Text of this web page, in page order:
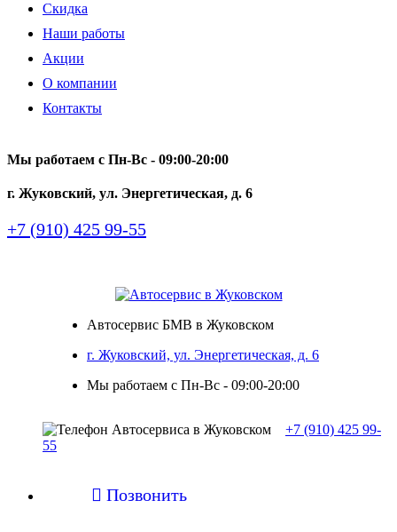
Скидка
Наши работы
Акции
О компании
Контакты
Мы работаем с Пн-Вc - 09:00-20:00
г. Жуковский, ул. Энергетическая, д. 6
+7 (910) 425 99-55
Автосервис БМВ в Жуковском
г. Жуковский, ул. Энергетическая, д. 6
Мы работаем с Пн-Вc - 09:00-20:00
+7 (910) 425 99-
55
 Позвонить